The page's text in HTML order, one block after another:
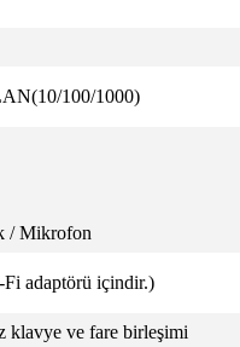
100/1000)
/ Mikrofon
adaptörü içindir.)
klavye ve fare birleşimi